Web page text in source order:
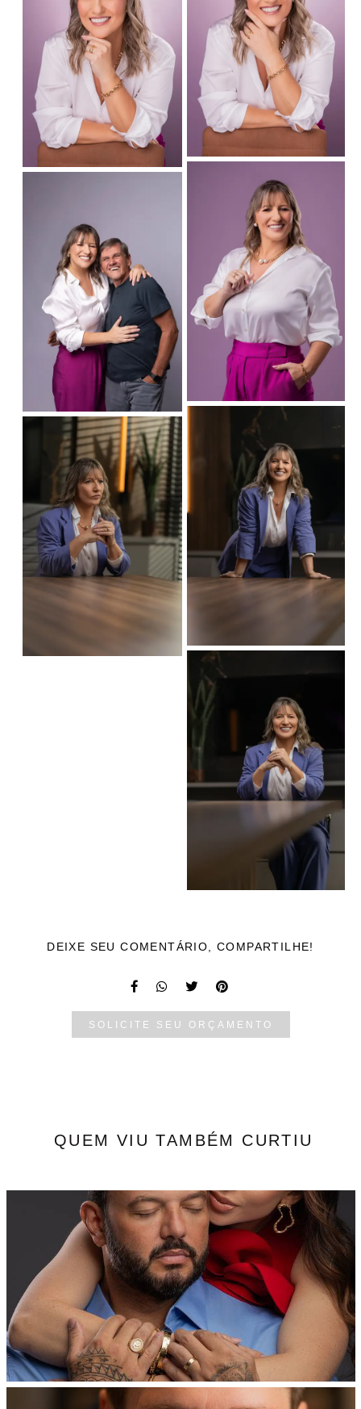
DEIXE SEU COMENTÁRIO, COMPARTILHE!
SOLICITE SEU ORÇAMENTO
QUEM VIU TAMBÉM CURTIU